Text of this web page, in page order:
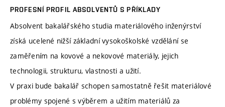
PROFESNÍ PROFIL ABSOLVENTŮ S PŘÍKLADY
Absolvent bakalářského studia materiálového inženýrství
získá ucelené nižší základní vysokoškolské vzdělání se
zaměřením na kovové a nekovové materiály, jejich
technologii, strukturu, vlastnosti a užití.
V praxi bude bakalář schopen samostatně řešit materiálové
problémy spojené s výběrem a užitím materiálů za